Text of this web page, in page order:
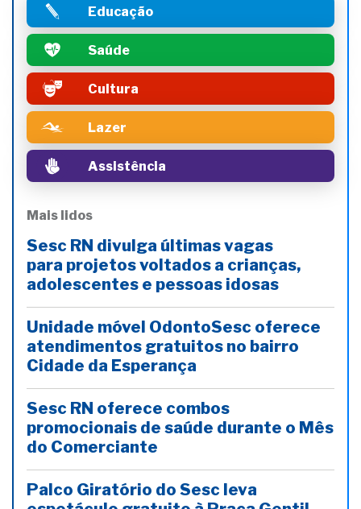
Educação
Saúde
Cultura
Lazer
Assistência
Mais lidos
Sesc RN divulga últimas vagas
para projetos voltados a crianças,
adolescentes e pessoas idosas
Unidade móvel OdontoSesc oferece
atendimentos gratuitos no bairro
Cidade da Esperança
Sesc RN oferece combos
promocionais de saúde durante o Mês
do Comerciante
Palco Giratório do Sesc leva